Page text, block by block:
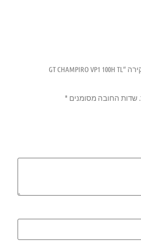
היה הראשון לכתוב סקירה “GT CHAMPIRO VP1 100H TL
שדות החובה מסומנים*